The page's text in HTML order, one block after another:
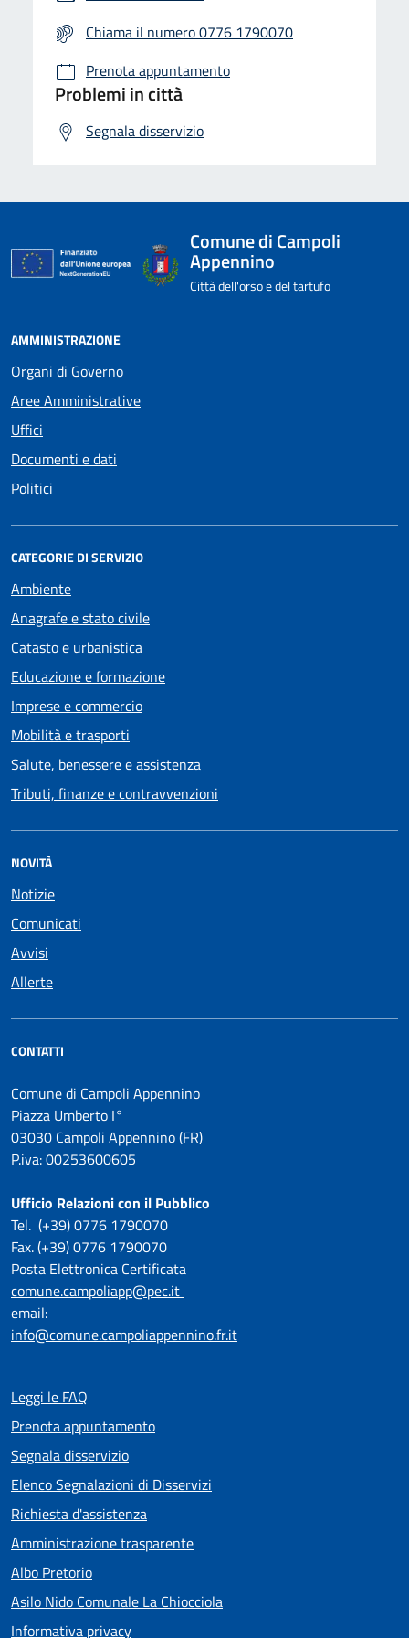
Chiama il numero 0776 1790070
Prenota appuntamento
Problemi in città
Segnala disservizio
Comune di Campoli
Appennino
Città dell'orso e del tartufo
AMMINISTRAZIONE
Organi di Governo
Aree Amministrative
Uffici
Documenti e dati
Politici
CATEGORIE DI SERVIZIO
Ambiente
Anagrafe e stato civile
Catasto e urbanistica
Educazione e formazione
Imprese e commercio
Mobilità e trasporti
Salute, benessere e assistenza
Tributi, finanze e contravvenzioni
NOVITÀ
Notizie
Comunicati
Avvisi
Allerte
CONTATTI
Comune di Campoli Appennino
Piazza Umberto I°
03030 Campoli Appennino (FR)
P.iva: 00253600605
Ufficio Relazioni con il Pubblico
Tel. (+39) 0776 1790070
Fax. (+39) 0776 1790070
Posta Elettronica Certificata
comune.campoliapp@pec.it
email:
info@comune.campoliappennino.fr.it
Leggi le FAQ
Prenota appuntamento
Segnala disservizio
Elenco Segnalazioni di Disservizi
Richiesta d'assistenza
Amministrazione trasparente
Albo Pretorio
Asilo Nido Comunale La Chiocciola
Informativa privacy